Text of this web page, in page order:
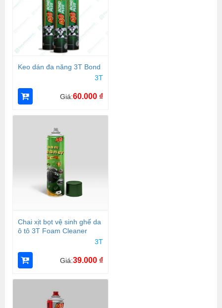
Keo dán đa năng 3T Bond
3T
Giá:60.000 ₫
Chai xịt bọt vệ sinh ghế da
ô tô 3T Foam Cleaner
3T
Giá:39.000 ₫